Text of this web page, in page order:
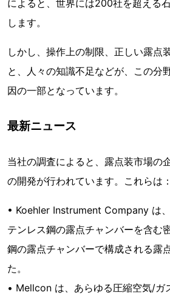
によると、世界には200社を超える
します。
しかし、操作上の制限、正しい露点
と、人々の知識不足などが、この分
因の一部となっています。
最新ニュース
当社の調査によると、露点装市場の
の開発が行われています。これらは：
• Koehler Instrument Company は
テンレス鋼の露点チャンバーを含む
鋼の露点チャンバーで構成される露
た。
• Mellcon は、あらゆる圧縮空気/ガ